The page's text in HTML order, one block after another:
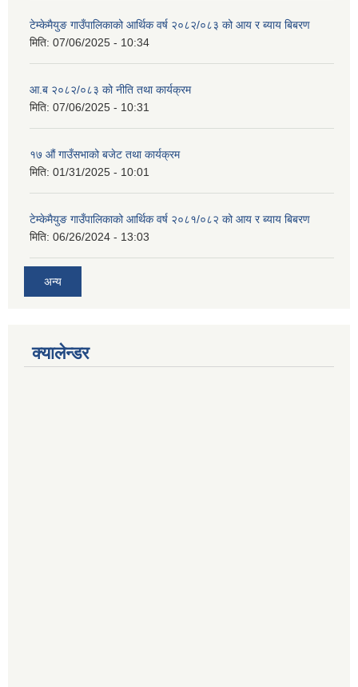
टेम्केमैयुङ गाउँपालिकाको आर्थिक वर्ष २०८२/०८३ को आय र ब्याय बिबरण
मिति: 07/06/2025 - 10:34
आ.ब २०८२/०८३ को नीति तथा कार्यक्रम
मिति: 07/06/2025 - 10:31
१७ औं गाउँसभाको बजेट तथा कार्यक्रम
मिति: 01/31/2025 - 10:01
टेम्केमैयुङ गाउँपालिकाको आर्थिक वर्ष २०८१/०८२ को आय र ब्याय बिबरण
मिति: 06/26/2024 - 13:03
अन्य
क्यालेन्डर